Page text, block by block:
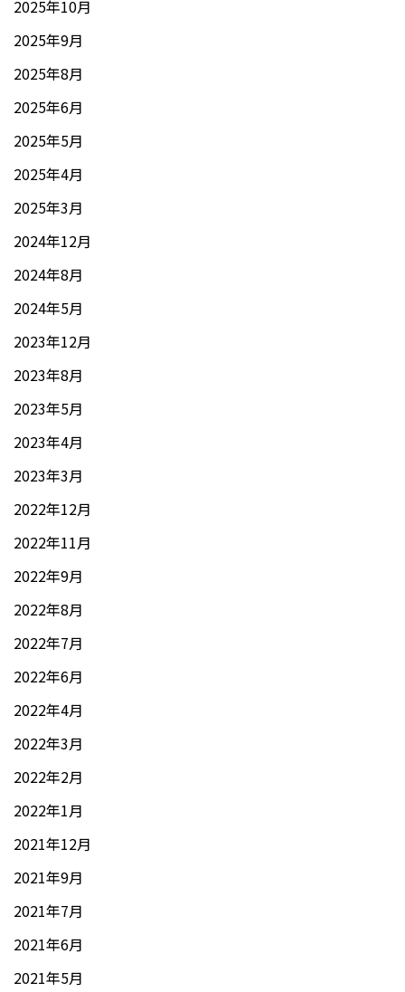
2025年10月
2025年9月
2025年8月
2025年6月
2025年5月
2025年4月
2025年3月
2024年12月
2024年8月
2024年5月
2023年12月
2023年8月
2023年5月
2023年4月
2023年3月
2022年12月
2022年11月
2022年9月
2022年8月
2022年7月
2022年6月
2022年4月
2022年3月
2022年2月
2022年1月
2021年12月
2021年9月
2021年7月
2021年6月
2021年5月